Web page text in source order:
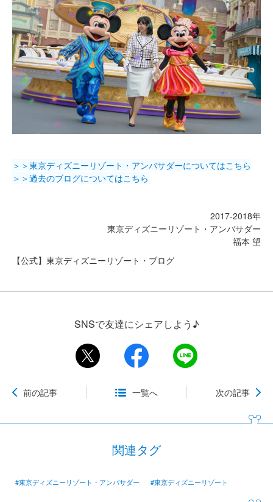
＞＞東京ディズニーリゾート・アンバサダーについてはこちら
＞＞過去のブログについてはこちら
2017-2018年
東京ディズニーリゾート・アンバサダー
福本 望
【公式】東京ディズニーリゾート・ブログ
SNSで友達にシェアしよう♪
前の記事 一覧へ 次の記事
関連タグ
#東京ディズニーリゾート・アンバサダー #東京ディズニーリゾート